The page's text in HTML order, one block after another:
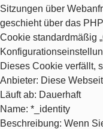
Sitzungen über
geschieht über das
Cookie standardmäßig
Dieses Cookie verfällt,
Anbieter: Diese
Läuft ab: Dauerhaft
Name: *_identity
Beschreibung: Wenn